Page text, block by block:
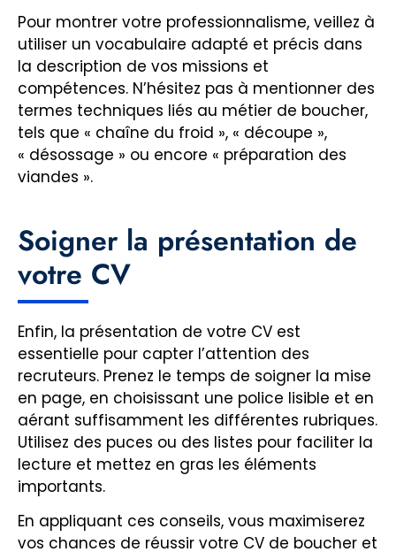
Pour montrer votre professionnalisme, veillez à
utiliser un vocabulaire adapté et précis dans
la description de vos missions et
compétences. N’hésitez pas à mentionner des
termes techniques liés au métier de boucher,
tels que « chaîne du froid », « découpe »,
« désossage » ou encore « préparation des
viandes ».
Soigner la présentation de
votre CV
Enfin, la présentation de votre CV est
essentielle pour capter l’attention des
recruteurs. Prenez le temps de soigner la mise
en page, en choisissant une police lisible et en
aérant suffisamment les différentes rubriques.
Utilisez des puces ou des listes pour faciliter la
lecture et mettez en gras les éléments
importants.
En appliquant ces conseils, vous maximiserez
vos chances de réussir votre CV de boucher et